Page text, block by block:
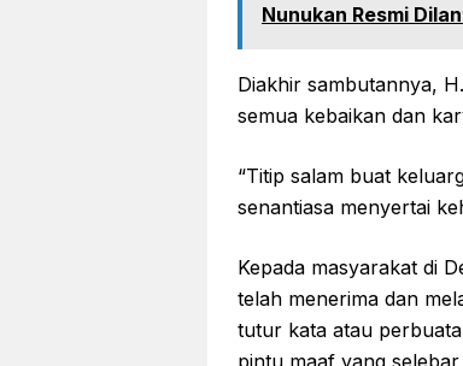
Nunukan Resmi
Diakhir sambutannya,
semua kebaikan dan
“Titip salam buat
senantiasa menyertai
Kepada masyarakat di
telah menerima dan
tutur kata atau